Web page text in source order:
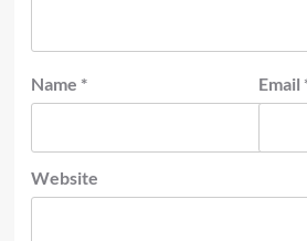
Name * Email
Website